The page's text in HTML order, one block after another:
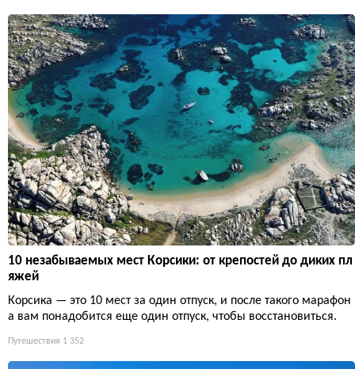
10 незабываемых мест Корсики: от крепостей до диких пл
яжей
Корсика — это 10 мест за один отпуск, и после такого марафон
а вам понадобится еще один отпуск, чтобы восстановиться.
Путешествия 1 352